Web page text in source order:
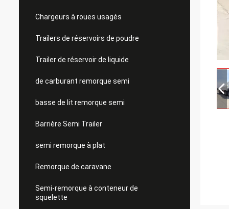
Chargeurs à roues usagés
Trailers de réservoirs de poudre
Trailer de réservoir de liquide
de carburant remorque semi
basse de lit remorque semi
Barrière Semi Trailer
semi remorque à plat
Remorque de caravane
Semi-remorque à conteneur de
squelette